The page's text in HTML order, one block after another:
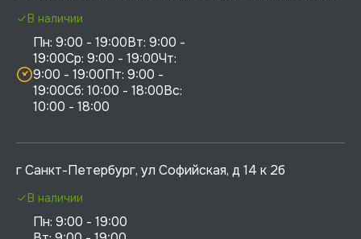
Пн: 9:00 - 19:00Вт: 9:00 -
19:00Ср: 9:00 - 19:00Чт:
9:00 - 19:00Пт: 9:00 -
19:00Сб: 10:00 - 18:00Вс:
10:00 - 18:00
В наличии
г Санкт-Петербург, ул Софийская, д 14 к 2б
Пн: 9:00 - 19:00
В наличии